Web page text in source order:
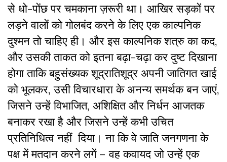
से धो-पोंछ पर चमकाना ज़रूरी था। आखिर सड़कों पर
लड़ने वालों को गोलबंद करने के लिए एक काल्पनिक
दुश्मन तो चाहिए ही। और इस काल्पनिक शत्रु का कद,
और उसकी ताकत को इतना बढ़ा-चढ़ा कर दुष्ट दिखाना
होगा ताकि बहुसंख्यक शूद्रातिशूद्र अपनी जातिगत खाई
को भूलकर, उसी विचारधारा के अनन्य समर्थक बन जाएं,
जिसने उन्हें विभाजित, अशिक्षित और निर्धन आजतक
बनाकर रखा है और जिसने उन्हें कभी उचित
प्रतिनिधित्व नहीं दिया।ना किवे जाति जनगणना के
पक्ष में मतदान करने लगें – वह कवायद जो उन्हें एक